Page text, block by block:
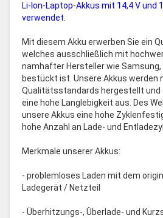
Li-Ion-Laptop-Akkus mit 14,4 V und
verwendet.
Mit diesem Akku erwerben Sie ein
welches ausschließlich mit
namhafter Hersteller wie Samsung,
bestückt ist. Unsere Akkus werden
Qualitätsstandards hergestellt und
eine hohe Langlebigkeit aus. Des
unsere Akkus eine hohe
hohe Anzahl an Lade- und
Merkmale unserer Akkus:
- problemloses Laden mit dem
Ladegerät / Netzteil
- Überhitzungs-, Überlade- und